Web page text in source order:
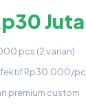
Juta
pcs (2 varian)
Rp30.000/
premium custom